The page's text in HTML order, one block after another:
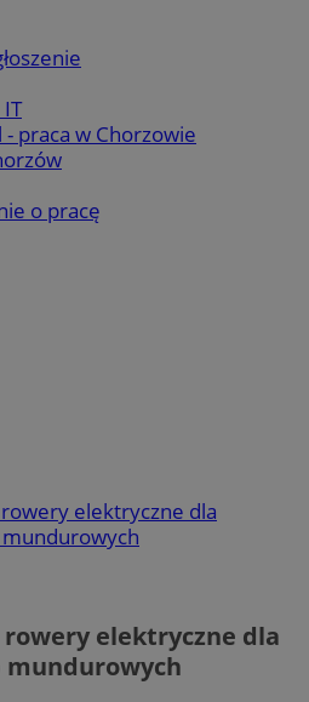
- praca w Chorzowie
o pracę
elektryczne dla
mundurowych
elektryczne dla
mundurowych